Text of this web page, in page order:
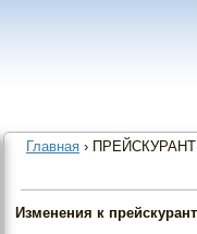
Главная › ПРЕЙСКУРАНТ
Изменения к